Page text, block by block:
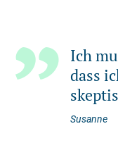
Ich
dass
Susanne